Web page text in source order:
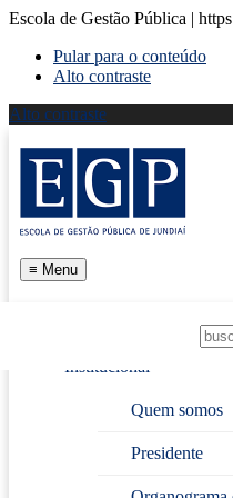
Escola de Gestão Pública |
Pular para o conteúdo
Alto contraste
Alto contraste
≡ Menu
Institucional
Quem somos
Presidente
Notícias ›EGP
no trabalho e gestão de riscos
EGP